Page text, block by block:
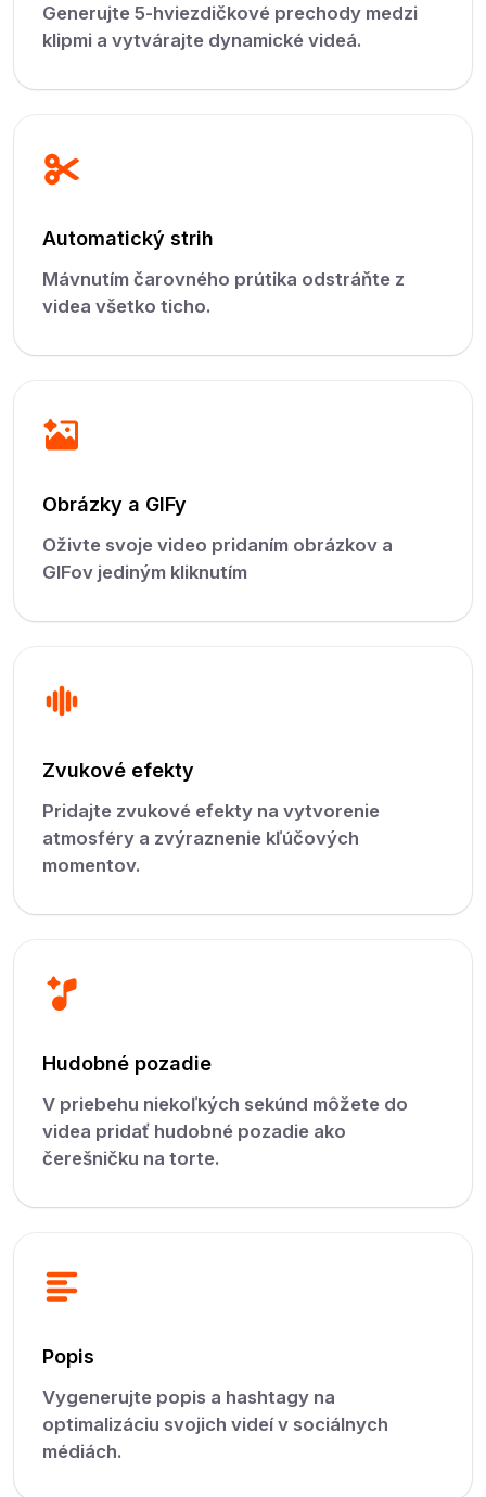
Generujte 5-hviezdičkové prechody medzi
klipmi a vytvárajte dynamické videá.
Automatický strih
Mávnutím čarovného prútika odstráňte z
videa všetko ticho.
Obrázky a GIFy
Oživte svoje video pridaním obrázkov a
GIFov jediným kliknutím
Zvukové efekty
Pridajte zvukové efekty na vytvorenie
atmosféry a zvýraznenie kľúčových
momentov.
Hudobné pozadie
V priebehu niekoľkých sekúnd môžete do
videa pridať hudobné pozadie ako
čerešničku na torte.
Popis
Vygenerujte popis a hashtagy na
optimalizáciu svojich videí v sociálnych
médiách.